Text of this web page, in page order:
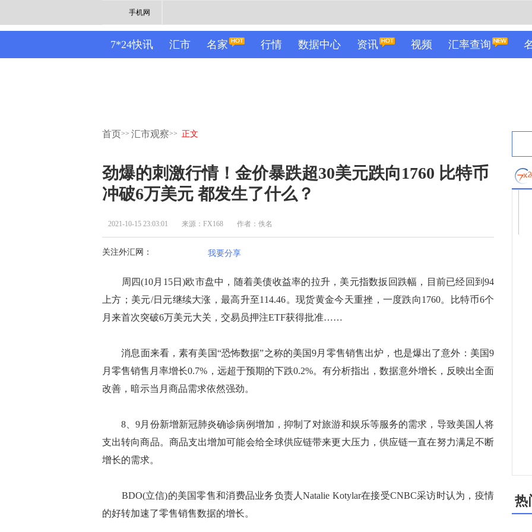
手机网
7*24快讯 汇市 名家 行情 数据中心 资讯 视频 汇率查询
首页>> 汇市观察>> 正文
劲爆的刺激行情！金价暴跌超30美元跌向1760 比特币
冲破6万美元 都发生了什么？
2021-10-15 23:03:01 来源：FX168 作者：佚名
关注外汇网： 我要分享
周四(10月15日)欧市盘中，随着美债收益率的拉升，美元指数扳回跌幅，目前已经回到94
上方；美元/日元继续大涨，最高升至114.46。现货黄金今天重挫，一度跌向1760。比特币6个
月来首次突破6万美元大关，交易员押注ETF获得批准……
消息面来看，素有美国“恐怖数据”之称的美国9月零售销售出炉，也是爆出了意外：美国9
月零售销售月率增长0.7%，远超于预期的下跌0.2%。有分析指出，数据意外增长，反映出全面
改善，暗示当月商品需求依然强劲。
8、9月份新增新冠肺炎确诊病例增加，抑制了对旅游和娱乐等服务的需求，导致美国人将
支出转向商品。商品支出增加可能会给全球供应链带来更大压力，供应链一直在努力满足不断
增长的需求。
BDO(立信)的美国零售和消费品业务负责人Natalie Kotylar在接受CNBC采访时认为，疫情
的好转加速了零售销售数据的增长。
热